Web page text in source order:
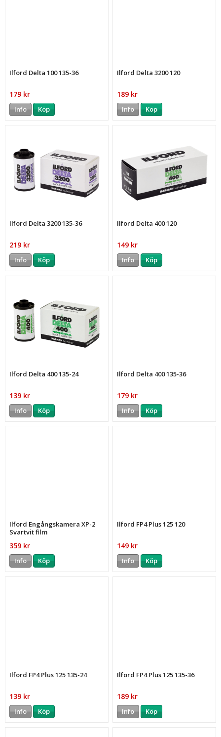
Ilford Delta 100 135-36
179 kr
Info Köp
Ilford Delta 3200 120
189 kr
Info Köp
Ilford Delta 3200 135-36
219 kr
Info Köp
Ilford Delta 400 120
149 kr
Info Köp
Ilford Delta 400 135-24
139 kr
Info Köp
Ilford Delta 400 135-36
179 kr
Info Köp
Ilford Engångskamera XP-2
Svartvit film
359 kr
Info Köp
Ilford FP4 Plus 125 120
149 kr
Info Köp
Ilford FP4 Plus 125 135-24
139 kr
Info Köp
Ilford FP4 Plus 125 135-36
189 kr
Info Köp